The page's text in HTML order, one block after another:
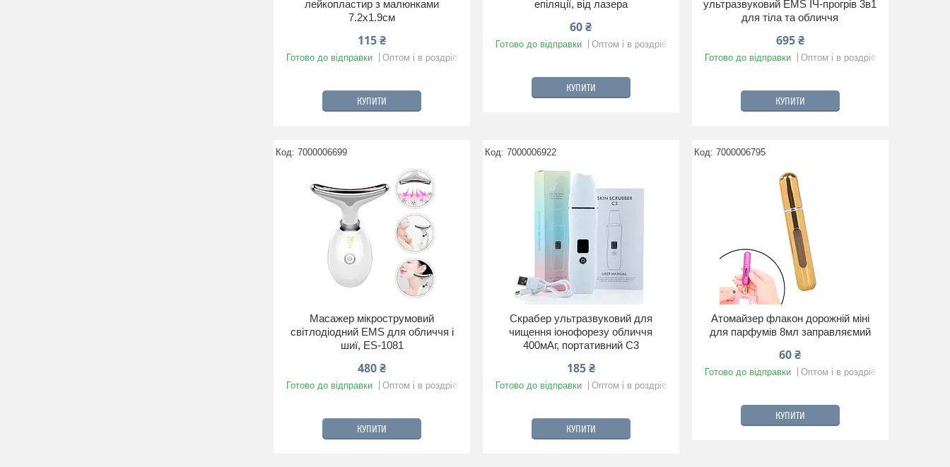
лейкопластир з малюнками
7.2x1.9см
115 ₴
Готово до відправки Оптом і в роздріб
КУПИТИ
епіляції, від лазера
60 ₴
Готово до відправки Оптом і в роздріб
КУПИТИ
ультразвуковий EMS ІЧ-прогрів 3в1
для тіла та обличчя
695 ₴
Готово до відправки Оптом і в роздріб
КУПИТИ
7000006699
Масажер мікрострумовий
світлодіодний EMS для обличчя і
шиї, ES-1081
480 ₴
Готово до відправки Оптом і в роздріб
КУПИТИ
7000006922
Скрабер ультразвуковий для
чищення іонофорезу обличчя
400мАг, портативний C3
185 ₴
Готово до відправки Оптом і в роздріб
КУПИТИ
7000006795
Атомайзер флакон дорожній міні
для парфумів 8мл заправляємий
60 ₴
Готово до відправки Оптом і в роздріб
КУПИТИ